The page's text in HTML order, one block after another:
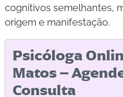
cognitivos semelhantes,
origem e manifestação.
Psicóloga
Matos –
Consulta